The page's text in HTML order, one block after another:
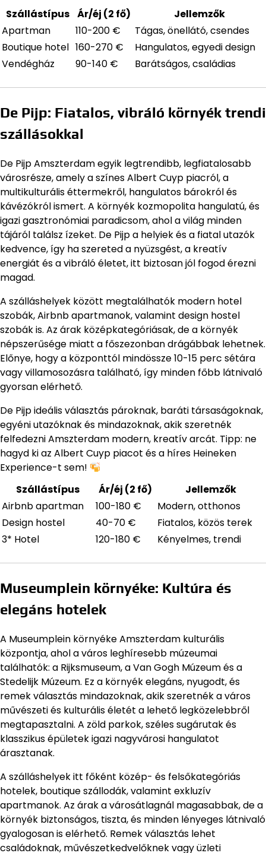
Szállástípus Ár/éj (2 fő)
Jellemzők
Apartman
110-200 €
Tágas, önellátó, csendes
Boutique hotel 160-270 €
Hangulatos, egyedi design
Vendégház
90-140 € Barátságos, családias
De Pijp: Fiatalos, vibráló környék trendi
szállásokkal
De Pijp Amszterdam egyik legtrendibb, legfiatalosabb
városrésze, amely a színes Albert Cuyp piacról, a
multikulturális éttermekről, hangulatos bárokról és
kávézókról ismert. A környék kozmopolita hangulatú, és
igazi gasztronómiai paradicsom, ahol a világ minden
tájáról találsz ízeket. De Pijp a helyiek és a fiatal utazók
kedvence, így ha szereted a nyüzsgést, a kreatív
energiát és a vibráló életet, itt biztosan jól fogod érezni
magad.
A szálláshelyek között megtalálhatók modern hotel
szobák, Airbnb apartmanok, valamint design hostel
szobák is. Az árak középkategóriásak, de a környék
népszerűsége miatt a főszezonban drágábbak lehetnek.
Előnye, hogy a központtól mindössze 10-15 perc sétára
vagy villamosozásra található, így minden főbb látnivaló
gyorsan elérhető.
De Pijp ideális választás pároknak, baráti társaságoknak,
egyéni utazóknak és mindazoknak, akik szeretnék
felfedezni Amszterdam modern, kreatív arcát. Tipp: ne
hagyd ki az Albert Cuyp piacot és a híres Heineken
Experience-t sem!
Szállástípus
Ár/éj (2 fő)
Jellemzők
Airbnb apartman
100-180 €
Modern, otthonos
Design hostel
40-70 €
Fiatalos, közös terek
3* Hotel
120-180 € Kényelmes, trendi
Museumplein környéke: Kultúra és
elegáns hotelek
A Museumplein környéke Amszterdam kulturális
központja, ahol a város leghíresebb múzeumai
találhatók: a Rijksmuseum, a Van Gogh Múzeum és a
Stedelijk Múzeum. Ez a környék elegáns, nyugodt, és
remek választás mindazoknak, akik szeretnék a város
művészeti és kulturális életét a lehető legközelebbről
megtapasztalni. A zöld parkok, széles sugárutak és
klasszikus épületek igazi nagyvárosi hangulatot
árasztanak.
A szálláshelyek itt főként közép- és felsőkategóriás
hotelek, boutique szállodák, valamint exkluzív
apartmanok. Az árak a városátlagnál magasabbak, de a
környék biztonságos, tiszta, és minden lényeges látnivaló
gyalogosan is elérhető. Remek választás lehet
családoknak, művészetkedvelőknek vagy üzleti